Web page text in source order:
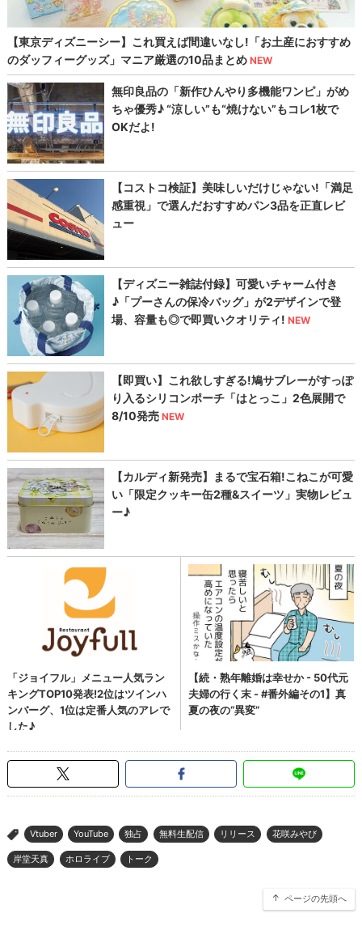
> Vtuber YouTube 独占 無料生配信 リリース 花咲みやび
岸堂天真 ホロライブ トーク
ページの先頭へ